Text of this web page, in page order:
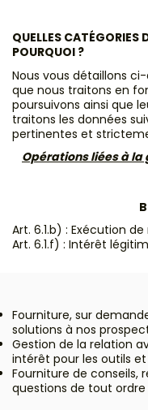
QUELLES
POURQUOI ?
Nous vous détaillons
que nous traitons en
poursuivons ainsi que
traitons les données
pertinentes et
Opérations liées à la
Art. 6.1.b) : Exécution
Art. 6.1.f) : Intérêt
Fourniture, sur
solutions à nos
Gestion de la relation
intérêt pour les outils et
Fourniture de conseils,
questions de tout ordre